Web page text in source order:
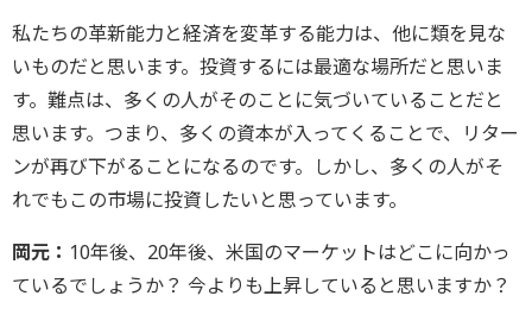
私たちの革新能力と経済を変革する能力は、他に類を見な
いものだと思います。投資するには最適な場所だと思いま
す。難点は、多くの人がそのことに気づいていることだと
思います。つまり、多くの資本が入ってくることで、リター
ンが再び下がることになるのです。しかし、多くの人がそ
れでもこの市場に投資したいと思っています。
岡元： 10年後、20年後、米国のマーケットはどこに向かっ
ているでしょうか？ 今よりも上昇していると思いますか？